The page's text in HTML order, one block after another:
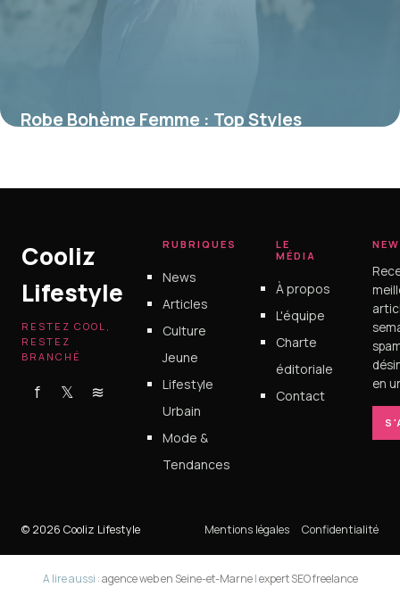
Robe Bohème Femme : Top Styles
Cooliz
Lifestyle
RESTEZ COOL,
RESTEZ
BRANCHÉ
f 𝕏 ≋
RUBRIQUES
News
Articles
Culture
Jeune
Lifestyle
Urbain
Mode &
Tendances
LE
MÉDIA
À propos
L'équipe
Charte
éditoriale
Contact
en
© 2026 Cooliz Lifestyle Mentions légales Confidentialité
A lire aussi :agence web en Seine-et-Marne|expert SEO freelance